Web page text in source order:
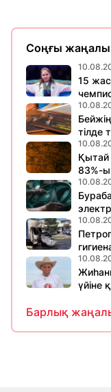
Соңғы
15
тілде
Қытай
83%-ы
үйіне
Барлық